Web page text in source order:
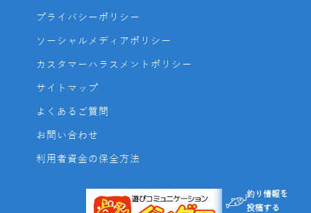
釣り情報を
投稿する
プライバシーポリシー
ソーシャルメディアポリシー
カスタマーハラスメントポリシー
サイトマップ
よくあるご質問
お問い合わせ
利用者資金の保全方法